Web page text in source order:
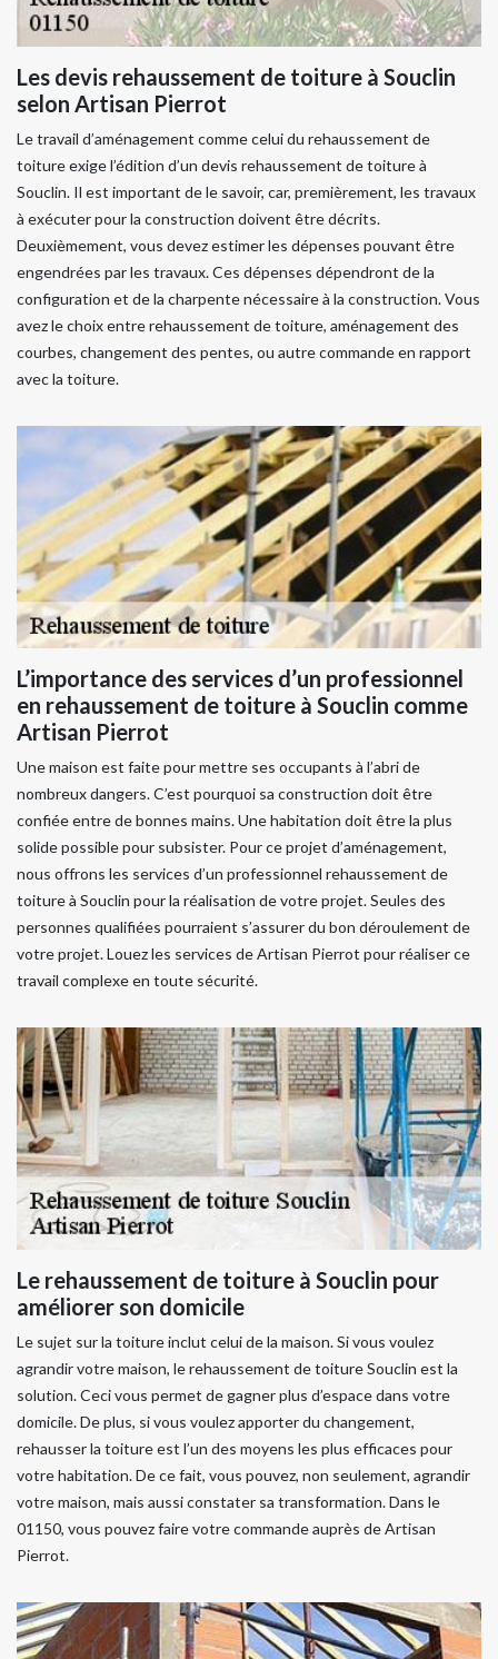
Les devis rehaussement de toiture à Souclin
selon Artisan Pierrot
Le travail d’aménagement comme celui du rehaussement de
toiture exige l’édition d’un devis rehaussement de toiture à
Souclin. Il est important de le savoir, car, premièrement, les travaux
à exécuter pour la construction doivent être décrits.
Deuxièmement, vous devez estimer les dépenses pouvant être
engendrées par les travaux. Ces dépenses dépendront de la
configuration et de la charpente nécessaire à la construction. Vous
avez le choix entre rehaussement de toiture, aménagement des
courbes, changement des pentes, ou autre commande en rapport
avec la toiture.
L’importance des services d’un professionnel
en rehaussement de toiture à Souclin comme
Artisan Pierrot
Une maison est faite pour mettre ses occupants à l’abri de
nombreux dangers. C’est pourquoi sa construction doit être
confiée entre de bonnes mains. Une habitation doit être la plus
solide possible pour subsister. Pour ce projet d’aménagement,
nous offrons les services d’un professionnel rehaussement de
toiture à Souclin pour la réalisation de votre projet. Seules des
personnes qualifiées pourraient s’assurer du bon déroulement de
votre projet. Louez les services de Artisan Pierrot pour réaliser ce
travail complexe en toute sécurité.
Le rehaussement de toiture à Souclin pour
améliorer son domicile
Le sujet sur la toiture inclut celui de la maison. Si vous voulez
agrandir votre maison, le rehaussement de toiture Souclin est la
solution. Ceci vous permet de gagner plus d’espace dans votre
domicile. De plus, si vous voulez apporter du changement,
rehausser la toiture est l’un des moyens les plus efficaces pour
votre habitation. De ce fait, vous pouvez, non seulement, agrandir
votre maison, mais aussi constater sa transformation. Dans le
01150, vous pouvez faire votre commande auprès de Artisan
Pierrot.